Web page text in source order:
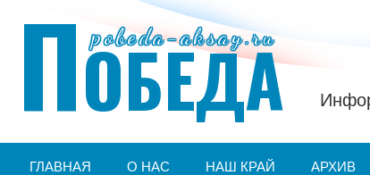
pobeda-aksay.ru
ПОБЕДА
ГЛАВНАЯ О НАС НАШ КРАЙ АРХИВ